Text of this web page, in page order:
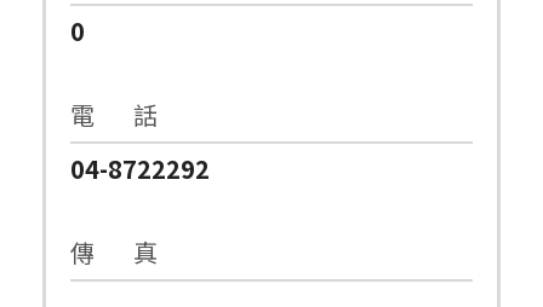
0
電 話
04-8722292
傳 真